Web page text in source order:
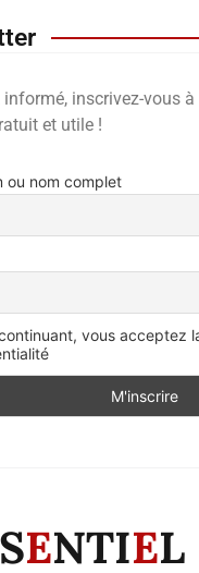
informé, inscrivez-vous
et utile !
ou nom complet
vous acceptez
ENTIEL